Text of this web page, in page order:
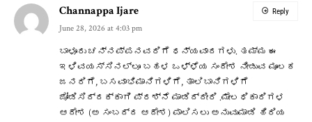
Channappa Ijare
June 28, 2026 at 4:03 pm
ಬಾಳೂರು ಚನ್ನಪ್ಪನವರಿಗೆ ಧನ್ಯವಾದಗಳು. ತಮ್ಮ ಈ
ಇಳಿವಯಸ್ಸಿನಲ್ಲೂ ಬಹಳ ಒಳ್ಳೆಯ ಸಂದೇಶ ನೀಡುವ ಮೂಲಕ
ಜನರಿಗೆ, ಬಸವಾಭಿಮಾನಿಗಳಿಗೆ, ತಾಲಿಬಾನಿಗಳಿಗೆ
ಜೋಡಿಸಿದ್ದಕ್ಕಾಗಿ ಪ್ರಶ್ನೆ ಮಾಡಿದ್ದೀರಿ .ಮೇಲಧಿಕಾರಿಗಳ
ಆದೇಶ (ಅ ಸಂಬದ್ದ ಆದೇಶ) ಪಾಲಿಸಲು ಅನುವುಮಾಡಿ ಹಿರಿಯ
Reply